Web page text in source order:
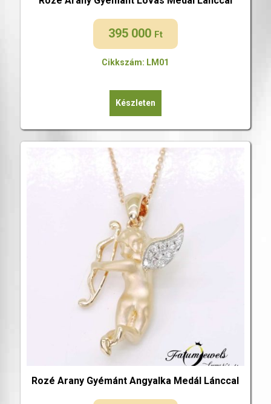
395 000 Ft
Cikkszám: LM01
Készleten
Rozé Arany Gyémánt Angyalka Medál Lánccal